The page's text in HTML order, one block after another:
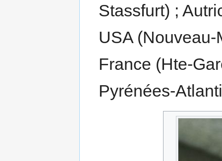
Stassfurt) ;
USA (Nouveau-
France (Hte-
Pyrénées-